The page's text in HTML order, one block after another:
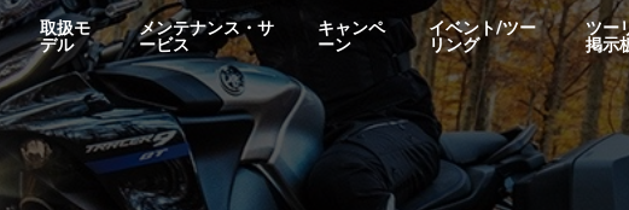
取扱モ
デル
メンテナンス・サ
ービス
キャンペ
ーン
イベント/ツー
リング
ツー
掲示